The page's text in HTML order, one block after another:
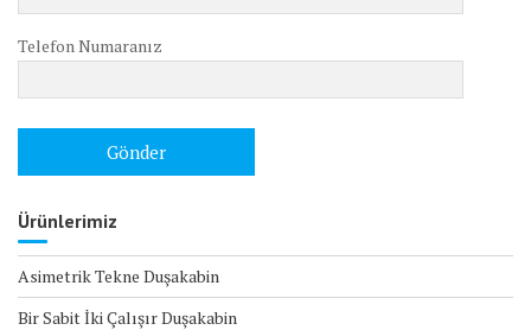
Telefon Numaranız
Ürünlerimiz
Asimetrik Tekne Duşakabin
Bir Sabit İki Çalışır Duşakabin